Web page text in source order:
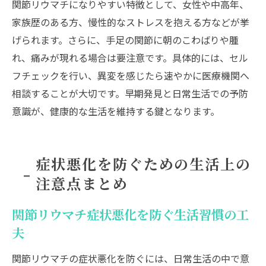
関節リウマチになりやすい特徴として、女性や中高年、
家族歴のある方、慢性的なストレスを抱える方などが挙
げられます。さらに、手足の関節に朝のこわばりや腫
れ、痛みが現れる場合は要注意です。具体的には、セル
フチェックを行い、異変を感じたら速やかに医療機関へ
相談することが大切です。早期発見と日常生活での予防
意識が、健康的な生活を維持する鍵となります。
症状悪化を防ぐための生活上の
注意点まとめ
関節リウマチ症状悪化を防ぐ生活習慣の工
夫
関節リウマチの症状悪化を防ぐには、日常生活の中で意